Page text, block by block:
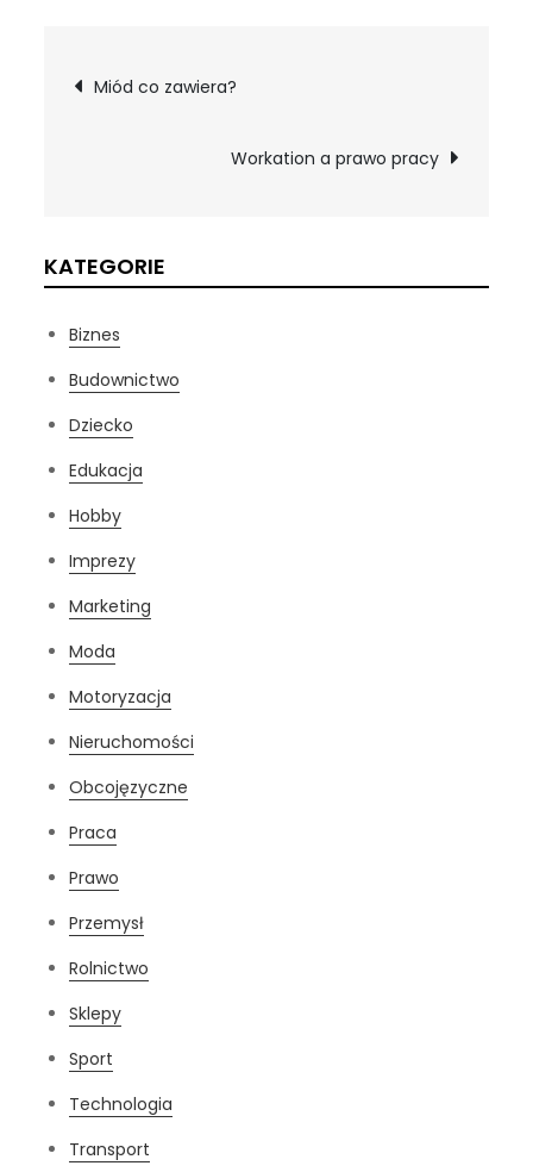
Nawigacja
Miód co zawiera?
Workation a prawo pracy
KATEGORIE
Biznes
Budownictwo
Dziecko
Edukacja
Hobby
Imprezy
Marketing
Moda
Motoryzacja
Nieruchomości
Obcojęzyczne
Praca
Prawo
Przemysł
Rolnictwo
Sklepy
Sport
Technologia
Transport